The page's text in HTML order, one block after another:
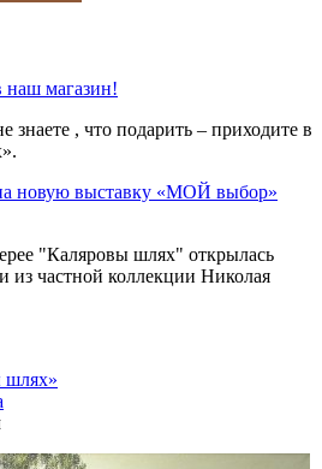
магазин!
знаете , что подарить – приходите в
новую выставку «МОЙ выбор»
"Каляровы шлях" открылась
из частной коллекции Николая
шлях»